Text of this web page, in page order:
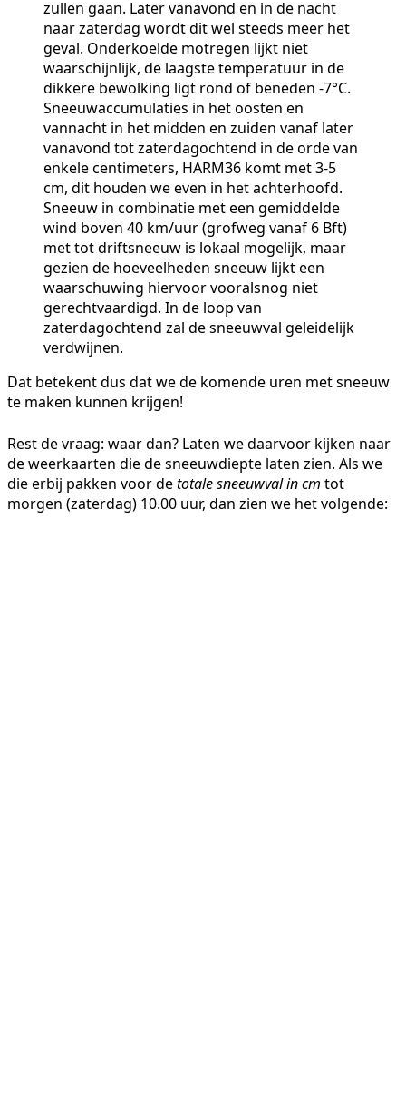
zullen gaan. Later vanavond en in de nacht
naar zaterdag wordt dit wel steeds meer het
geval. Onderkoelde motregen lijkt niet
waarschijnlijk, de laagste temperatuur in de
dikkere bewolking ligt rond of beneden -7°C.
Sneeuwaccumulaties in het oosten en
vannacht in het midden en zuiden vanaf later
vanavond tot zaterdagochtend in de orde van
enkele centimeters, HARM36 komt met 3-5
cm, dit houden we even in het achterhoofd.
Sneeuw in combinatie met een gemiddelde
wind boven 40 km/uur (grofweg vanaf 6 Bft)
met tot driftsneeuw is lokaal mogelijk, maar
gezien de hoeveelheden sneeuw lijkt een
waarschuwing hiervoor vooralsnog niet
gerechtvaardigd. In de loop van
zaterdagochtend zal de sneeuwval geleidelijk
verdwijnen.
Dat betekent dus dat we de komende uren met sneeuw
te maken kunnen krijgen!
Rest de vraag: waar dan? Laten we daarvoor kijken naar
de weerkaarten die de sneeuwdiepte laten zien. Als we
die erbij pakken voor detotale sneeuwval in cm tot
morgen (zaterdag) 10.00 uur, dan zien we het volgende: